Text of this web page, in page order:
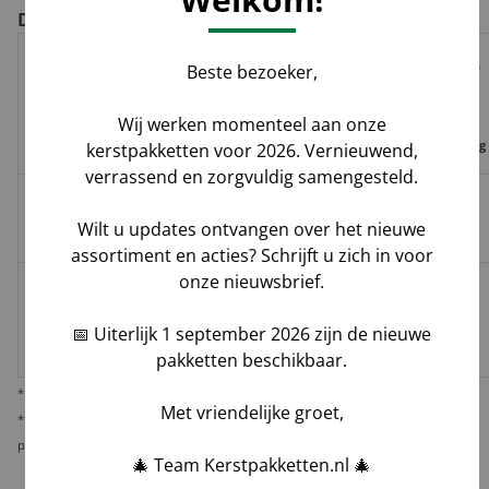
De voor- en nadelen per verzendoptie
Track
Trace
Garantie
leverdatum
levering
Risico op
vermissing
/ DHL
✅ ❌
* Behoudens overmacht calamiteiten.
** De verantwoordelijkheid op dit risico als gevolg van uw keuze voor reguliere
pakketbezorging rust bij u als opdrachtgever.
Beste bezoeker,
Wij werken momenteel aan onze
kerstpakketten voor 2026. Vernieuwend,
verrassend en zorgvuldig samengesteld.
Wilt u updates ontvangen over het nieuwe
assortiment en acties? Schrijft u zich in voor
onze nieuwsbrief.
📅 Uiterlijk 1 september 2026 zijn de nieuwe
pakketten beschikbaar.
Met vriendelijke groet,
🎄 Team Kerstpakketten.nl 🎄